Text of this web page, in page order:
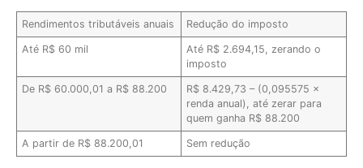
Rendimentos tributáveis anuais Redução do imposto
Até R$ 60 mil
Até R$ 2.694,15, zerando o
imposto
De R$ 60.000,01 a R$ 88.200
R$ 8.429,73 – (0,095575 ×
renda anual), até zerar para
quem ganha R$ 88.200
A partir de R$ 88.200,01 Sem redução